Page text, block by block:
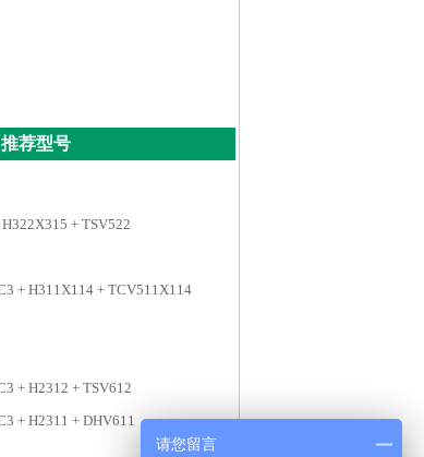
荐型号
+ TSV522
+ H311X114 + TCV511X114
+ H2312 + TSV612
+ H2311 + DHV611
请您留言